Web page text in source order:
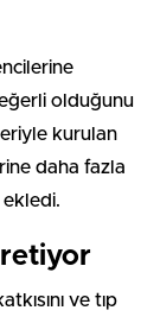
olduğunu
kurulan
daha fazla
ekledi.
ve tıp